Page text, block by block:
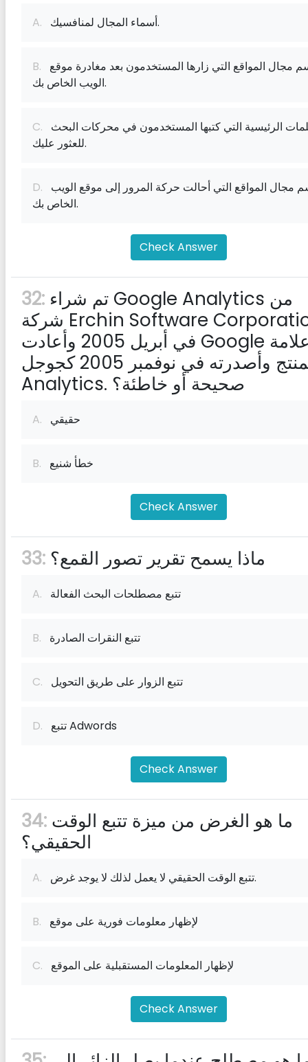
A. أسماء المجال لمنافسيك.
B.
الويب الخاص بك.
C.
للعثور عليك.
D.
الخاص بك.
Check Answer
32:
شركة Erchin Software Corporation
في أبريل 2005 وأعادت Google علامة
المنتج وأصدرته في نوفمبر 2005 كجوجل
Analytics. صحيحة أو خاطئة؟
A. حقيقي
B. خطأ شنيع
Check Answer
33: ماذا يسمح تقرير تصور القمع؟
A. تتبع مصطلحات البحث الفعالة
B. تتبع النقرات الصادرة
C. تتبع الزوار على طريق التحويل
D. تتبع Adwords
Check Answer
34:
الحقيقي؟
A. تتبع الوقت الحقيقي لا يعمل لذلك لا يوجد غرض.
B. لإظهار معلومات فورية على موقع
C. لإظهار المعلومات المستقبلية على الموقع
Check Answer